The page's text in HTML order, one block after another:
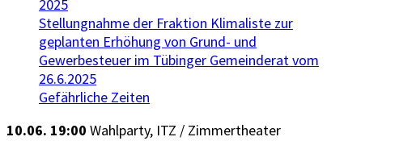
2025
Stellungnahme der Fraktion Klimaliste zur
geplanten Erhöhung von Grund- und
Gewerbesteuer im Tübinger Gemeinderat vom
26.6.2025
Gefährliche Zeiten
10.06. 19:00 Wahlparty, ITZ / Zimmertheater